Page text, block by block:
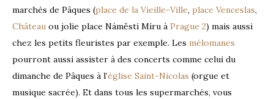
marchés de Pâques (place de la Vieille-Ville, place Venceslas,
Château ou jolie place Náměstí Míru à Prague 2) mais aussi
chez les petits fleuristes par exemple. Les mélomanes
pourront aussi assister à des concerts comme celui du
dimanche de Pâques à l’église Saint-Nicolas (orgue et
musique sacrée). Et dans tous les supermarchés, vous